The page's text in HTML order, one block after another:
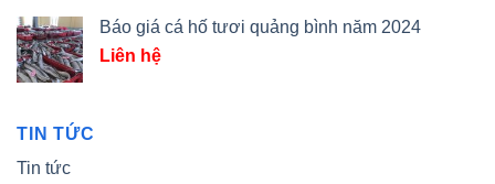
Báo giá cá hố tươi quảng bình năm 2024
Liên hệ
TIN TỨC
Tin tức